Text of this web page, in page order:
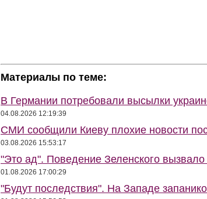
Материалы по теме:
В Германии потребовали высылки
04.08.2026 12:19:39
СМИ сообщили Киеву плохие новости
03.08.2026 15:53:17
"Это ад". Поведение Зеленского вызвало
01.08.2026 17:00:29
"Будут последствия". На Западе